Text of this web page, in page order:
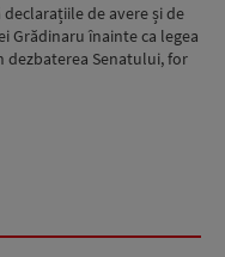
de avere și de
Grădinaru înainte ca legea
dezbaterea Senatului, for